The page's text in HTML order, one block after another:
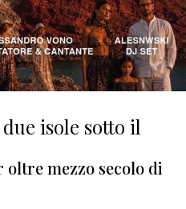
isole sotto il
oltre mezzo secolo di